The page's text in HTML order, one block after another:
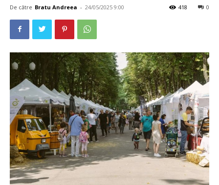
De către Bratu Andreea - 24/05/2025 9:00 0
418